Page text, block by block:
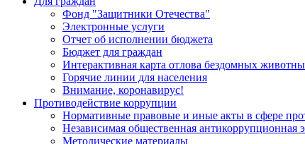
Фонд "Защитники Отечества"
Электронные услуги
Отчет об исполнении бюджета
Бюджет для граждан
Интерактивная карта отлова бездомных
Горячие линии для населения
Внимание, коронавирус!
Противодействие коррупции
Нормативные правовые и иные акты в сфере
Независимая общественная антикоррупционная
Методические материалы